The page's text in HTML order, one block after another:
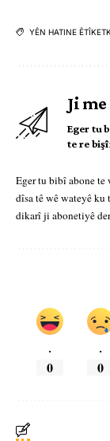
YÊN HATINE
Ji
Eger tu
te re
Eger tu bibî abone te
dîsa tê wê wateyê ku
dikarî ji abonetiyê
.
0
.
0